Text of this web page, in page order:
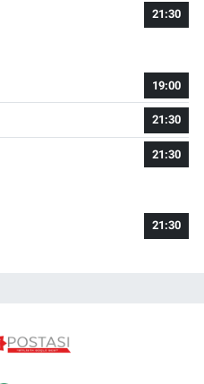
21:30
19:00
21:30
21:30
21:30